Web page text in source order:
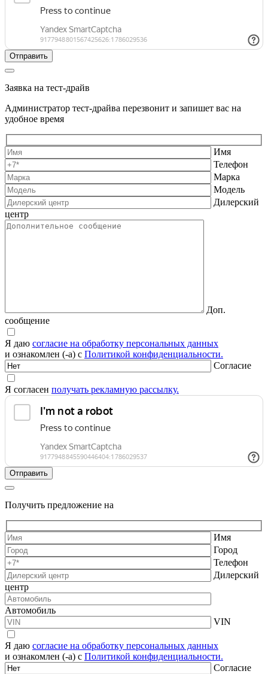
Заявка на тест-драйв
Администратор тест-драйва перезвонит и запишет вас на
удобное время
Имя
Телефон
Марка
Модель
Дилерский
центр
Доп.
сообщение
Я даю согласие на обработку персональных данных
и ознакомлен (-а) с Политикой конфиденциальности.
Согласие
Я согласен получать рекламную рассылку.
Получить предложение на
Имя
Город
Телефон
Дилерский
центр
Автомобиль
VIN
Я даю согласие на обработку персональных данных
и ознакомлен (-а) с Политикой конфиденциальности.
Согласие